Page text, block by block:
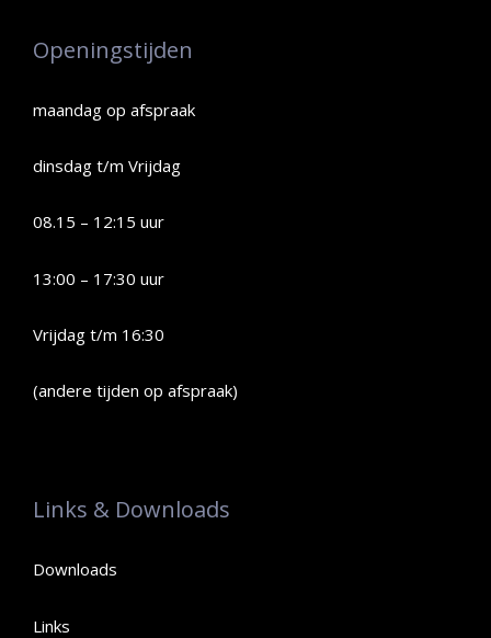
Openingstijden
maandag op afspraak
dinsdag t/m Vrijdag
08.15 – 12:15 uur
13:00 – 17:30 uur
Vrijdag t/m 16:30
(andere tijden op afspraak)
Links & Downloads
Downloads
Links